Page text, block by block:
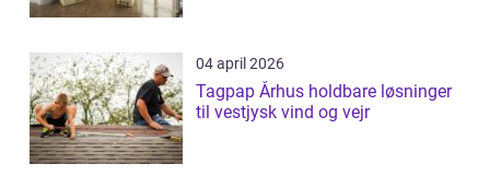
04 april 2026
Tagpap Århus holdbare løsninger
til vestjysk vind og vejr